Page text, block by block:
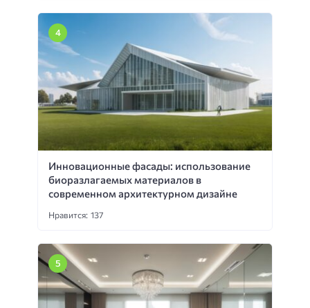
Инновационные фасады: использование
биоразлагаемых материалов в
современном архитектурном дизайне
Нравится: 137